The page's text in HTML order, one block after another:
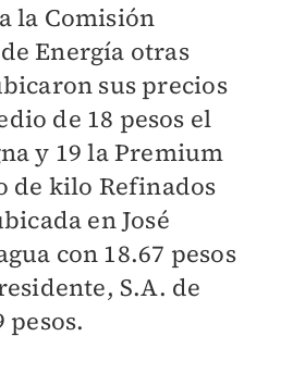
la Comisión
Energía otras
sus precios
de 18 pesos el
y 19 la Premium
de kilo Refinados
en José
con 18.67 pesos
S.A. de
pesos.